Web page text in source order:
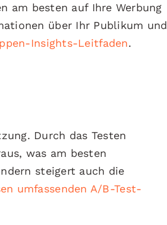
am besten auf Ihre Werbung
über Ihr Publikum und
Insights-Leitfaden.
Durch das Testen
was am besten
steigert auch die
umfassenden A/B-Test-